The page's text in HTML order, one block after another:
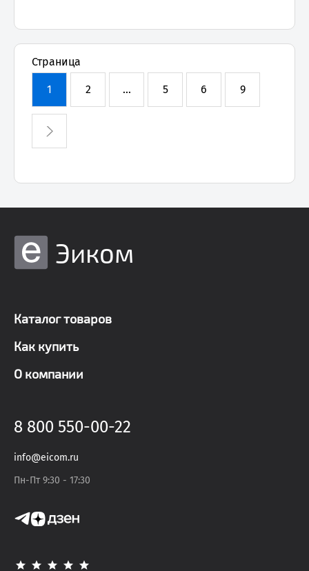
Страница
1 2 ... 5 6 9
Эиком
Каталог товаров
Как купить
О компании
8 800 550-00-22
info@eicom.ru
Пн-Пт 9:30 - 17:30